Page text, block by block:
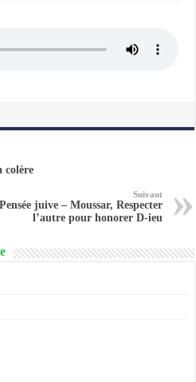
colère
Suivant
Pensée juive – Moussar, Respecter
l’autre pour honorer D-ieu